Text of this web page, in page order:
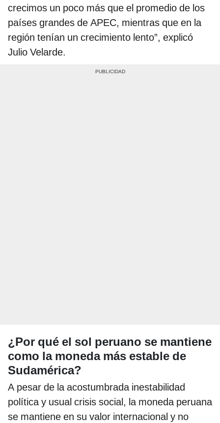
crecimos un poco más que el promedio de los
países grandes de APEC, mientras que en la
región tenían un crecimiento lento”, explicó
Julio Velarde.
¿Por qué el sol peruano se mantiene
como la moneda más estable de
Sudamérica?
A pesar de la acostumbrada inestabilidad
política y usual crisis social, la moneda peruana
se mantiene en su valor internacional y no